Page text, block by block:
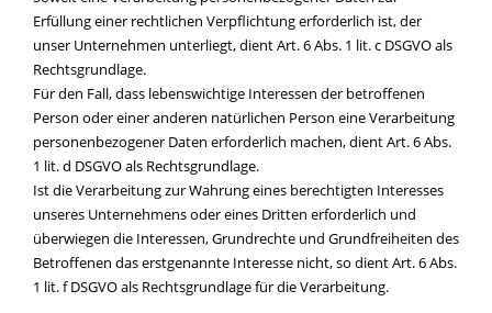
Erfüllung einer rechtlichen Verpflichtung erforderlich ist, der
unser Unternehmen unterliegt, dient Art. 6 Abs. 1 lit. c DSGVO als
Rechtsgrundlage.
Für den Fall, dass lebenswichtige Interessen der betroffenen
Person oder einer anderen natürlichen Person eine Verarbeitung
personenbezogener Daten erforderlich machen, dient Art. 6 Abs.
1 lit. d DSGVO als Rechtsgrundlage.
Ist die Verarbeitung zur Wahrung eines berechtigten Interesses
unseres Unternehmens oder eines Dritten erforderlich und
überwiegen die Interessen, Grundrechte und Grundfreiheiten des
Betroffenen das erstgenannte Interesse nicht, so dient Art. 6 Abs.
1 lit. f DSGVO als Rechtsgrundlage für die Verarbeitung.